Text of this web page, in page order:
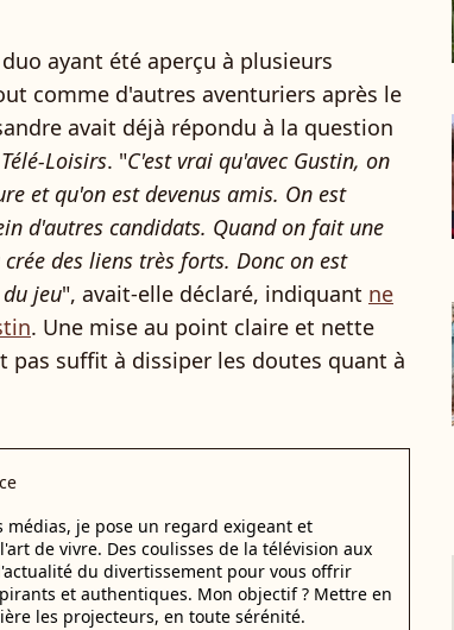
ayant été aperçu à plusieurs
comme d'autres aventuriers après le
avait déjà répondu à la question
Télé-Loisirs. "C'est vrai qu'avec Gustin, on
et qu'on est devenus amis. On est
d'autres candidats. Quand on fait une
des liens très forts. Donc on est
jeu", avait-elle déclaré, indiquant ne
. Une mise au point claire et nette
suffit à dissiper les doutes quant à
médias, je pose un regard exigeant et
de vivre. Des coulisses de la télévision aux
du divertissement pour vous offrir
et authentiques. Mon objectif ? Mettre en
les projecteurs, en toute sérénité.